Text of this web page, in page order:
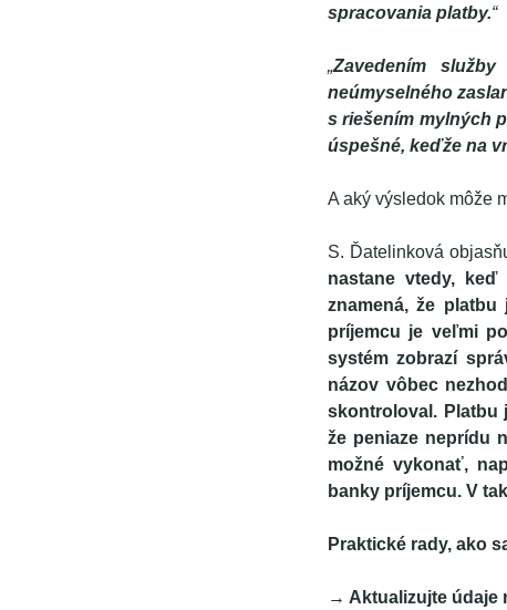
spracovania platby.“
„Zavedením
neúmyselného
s riešením mylných
úspešné, keďže na
A aký výsledok môže
S. Ďatelinková
nastane vtedy,
znamená, že
príjemcu je veľmi
systém zobrazí
názov vôbec
skontroloval. Platbu
že peniaze neprídu
možné vykonať,
banky príjemcu. V
Praktické rady, ako
→ Aktualizujte údaje